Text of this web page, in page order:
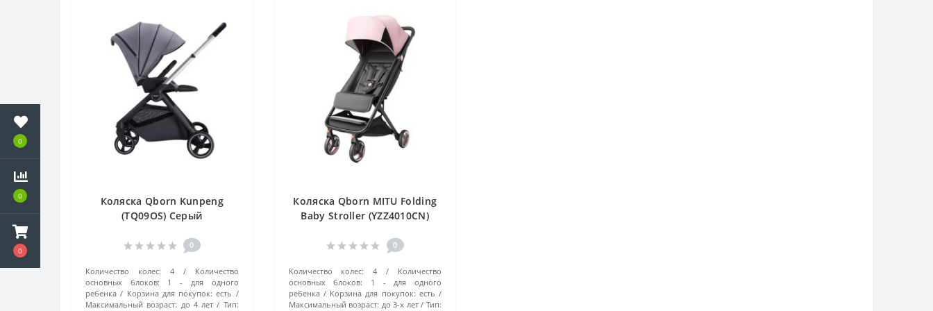
0
0
0
Коляска Qborn Kunpeng
(TQ09OS) Серый
0
Количество колес: 4
Количество
основных блоков:
1 - для одного
ребенка
Корзина для покупок: есть
Максимальный возраст: до 4 лет
Тип:
Коляска Qborn MITU Folding
Baby Stroller (YZZ4010CN)
0
Количество колес: 4
Количество
основных блоков:
1 - для одного
ребенка
Корзина для покупок: есть
Максимальный возраст: до 3-х лет
Тип: